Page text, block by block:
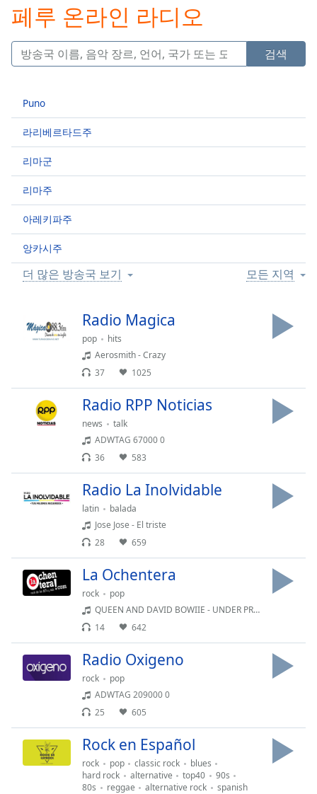
Backward
Skip
Forward
Mute
Duration-:-
Loaded:
0.00%
Stream
LIVE
currently
behind
LIVE
Remaining
Time-
Playback
Chapters
Descriptions
descriptions
off,
settings,
opens
subtitles
selected
Picture-
in-
Fullscreen
페루 온라인 라디오
검색
Puno
라리베르타드주
리마군
리마주
아레키파주
앙카시주
더 많은 방송국 보기 모든 지역
Radio Magica
pop
hits
Aerosmith - Crazy
37
1025
Radio RPP Noticias
news
talk
ADWTAG 67000 0
36
583
Radio La Inolvidable
latin
balada
Jose Jose - El triste
28
659
La Ochentera
rock
pop
QUEEN AND DAVID BOWIIE - UNDER PRESSURE
14
642
Radio Oxigeno
rock
pop
ADWTAG 209000 0
25
605
Rock en Español
rock pop classic rock
blues
hard rock
alternative top40
90s
80s
reggae alternative rock
spanish